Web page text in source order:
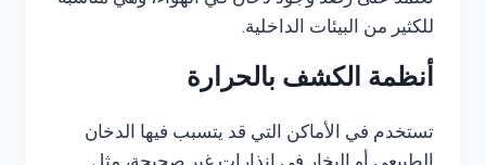
للكثير من البيئات الداخلية.
أنظمة الكشف بالحرارة
تستخدم في الأماكن التي قد يتسبب فيها الدخان